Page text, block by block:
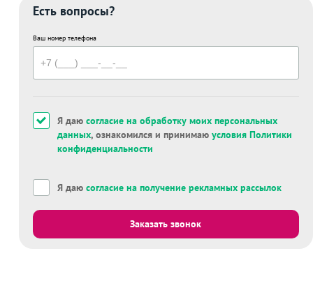
Есть вопросы?
Ваш номер телефона
Я даю согласие на обработку моих персональных
данных, ознакомился и принимаю условия Политики
конфиденциальности
Я даю согласие на получение рекламных рассылок
Заказать звонок